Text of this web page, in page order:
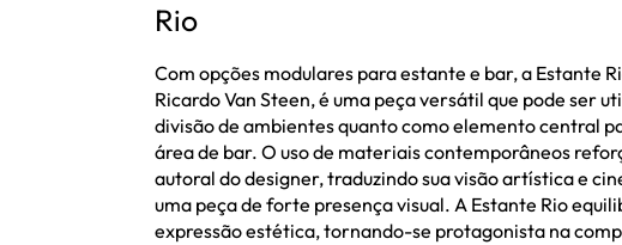
Mesas de Jantar Poltronas Sofás
Fale Conosco
Trabalhe Conosco
Rio
Com opções modulares para estante e bar, a Estante
Ricardo Van Steen, é uma peça versátil que pode ser
divisão de ambientes quanto como elemento central
área de bar. O uso de materiais contemporâneos
autoral do designer, traduzindo sua visão artística e
uma peça de forte presença visual. A Estante Rio
expressão estética, tornando-se protagonista na